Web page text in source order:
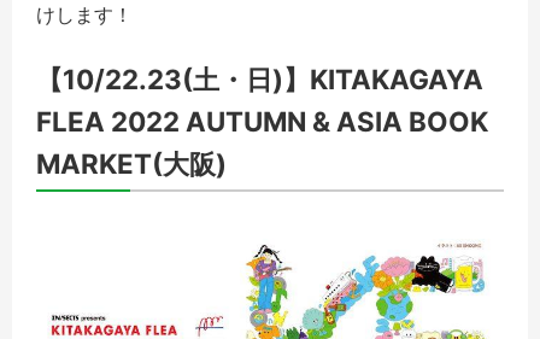
けします！
【10/22.23(土・日)】KITAKAGAYA
FLEA 2022 AUTUMN & ASIA BOOK
MARKET(大阪)